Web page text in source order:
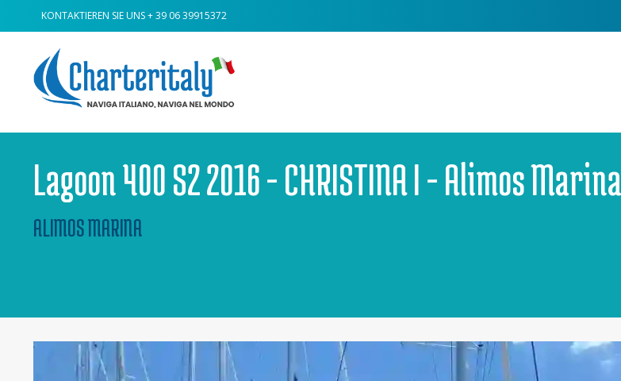
KONTAKTIEREN SIE UNS+ 39 06 39915372
Lagoon 400 S2 2016 - CHRISTINA I - Alimos Marina
ALIMOS MARINA